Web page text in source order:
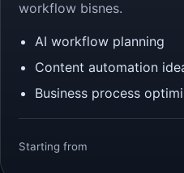
workflow bisnes.
AI workflow planning
Content automation
Business process
Starting from